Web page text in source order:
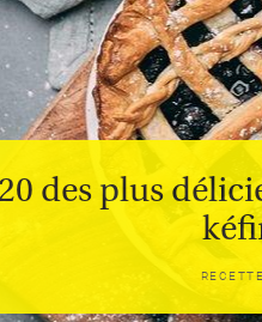
des plus